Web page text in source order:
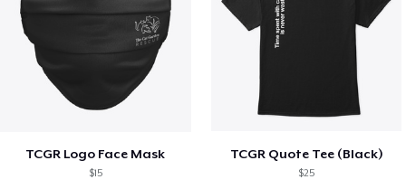
TCGR Logo Face Mask
$15
TCGR Quote Tee (Black)
$25